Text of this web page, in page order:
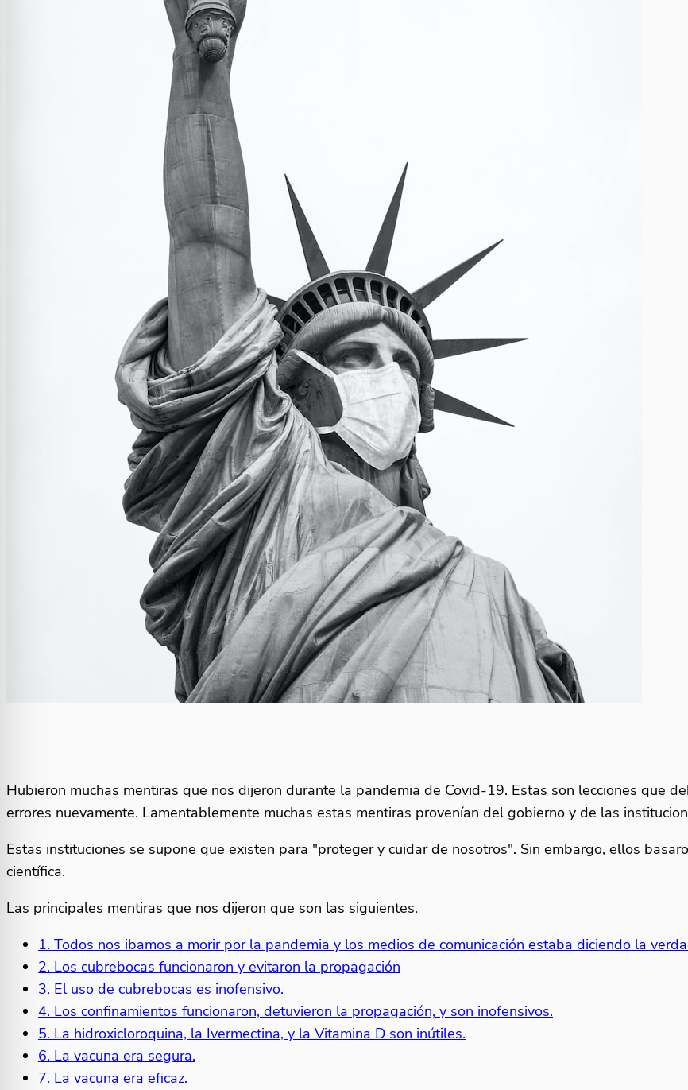
Hubieron muchas mentiras que nos dijeron durante la pandemia de Covid-19. Estas son lecciones que
errores nuevamente. Lamentablemente muchas estas mentiras provenían del gobierno y de las
Estas instituciones se supone que existen para "proteger y cuidar de nosotros". Sin embargo, ellos
científica.
Las principales mentiras que nos dijeron que son las siguientes.
1. Todos nos ibamos a morir por la pandemia y los medios de comunicación estaba diciendo la
2. Los cubrebocas funcionaron y evitaron la propagación
3. El uso de cubrebocas es inofensivo.
4. Los confinamientos funcionaron, detuvieron la propagación, y son inofensivos.
5. La hidroxicloroquina, la Ivermectina, y la Vitamina D son inútiles.
6. La vacuna era segura.
7. La vacuna era eficaz.